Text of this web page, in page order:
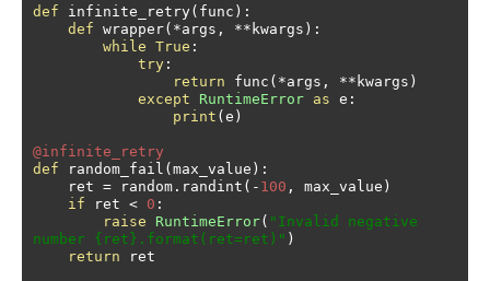
def infinite_retry( func ):
def wrapper(*args , ** kwargs ):
while True :
try :
return func (*args , ** kwargs )
except
RuntimeError as e :
print ( e )
@infinite_retry
def random_fail ( max_value ):
    ret
= random . randint (- 100 , max_value )
if ret < 0 :
raise
RuntimeError( "Invalid negative
number {ret}.format(ret=ret)" )
return ret